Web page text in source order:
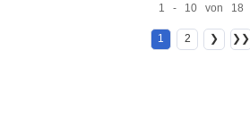
1 - 10 von 18
1 2 ❯ ❯❯